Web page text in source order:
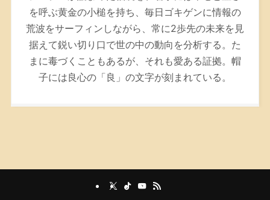
を呼ぶ黄金の小槌を持ち、毎日ゴキゲンに情報の
荒波をサーフィンしながら、常に2歩先の未来を見
据えて鋭い切り口で世の中の動向を分析する。た
まに毒づくこともあるが、それも愛ある証拠。帽
子には良心の「良」の文字が刻まれている。